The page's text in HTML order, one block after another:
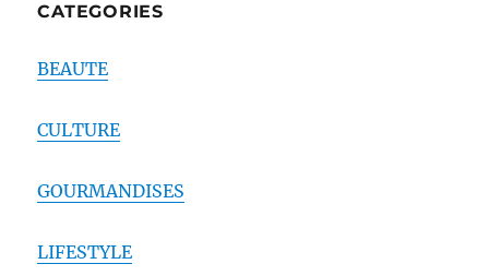
CATEGORIES
BEAUTE
CULTURE
GOURMANDISES
LIFESTYLE